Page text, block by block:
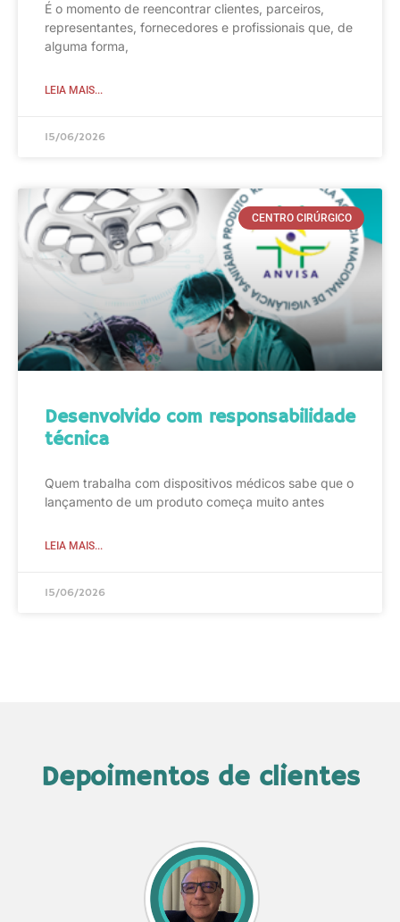
É o momento de reencontrar clientes, parceiros,
representantes, fornecedores e profissionais que, de
alguma forma,
LEIA MAIS...
15/06/2026
CENTRO CIRÚRGICO
Desenvolvido com responsabilidade
técnica
Quem trabalha com dispositivos médicos sabe que o
lançamento de um produto começa muito antes
LEIA MAIS...
15/06/2026
Depoimentos de clientes